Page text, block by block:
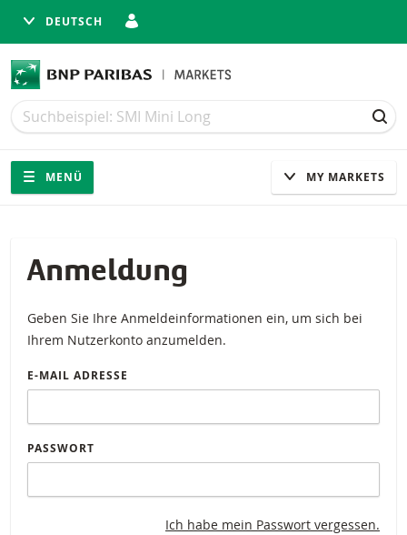
DEUTSCH
Suche
Suche
Navigation
Seitennavigation
MENÜ MY MARKETS
Anmeldung
Geben Sie Ihre Anmeldeinformationen ein, um sich bei
Ihrem Nutzerkonto anzumelden.
E-MAIL ADRESSE
PASSWORT
Ich habe mein Passwort vergessen.